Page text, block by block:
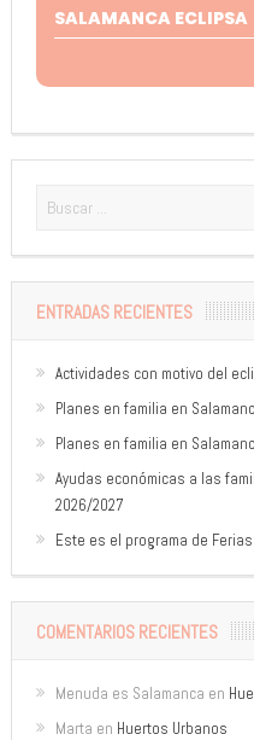
SALAMANCA ECLIPSA
ENTRADAS RECIENTES
Actividades con motivo del
Planes en familia en
Planes en familia en
Ayudas económicas a las
2026/2027
Este es el programa de
COMENTARIOS RECIENTES
Menuda es Salamanca en
Marta en Huertos Urbanos